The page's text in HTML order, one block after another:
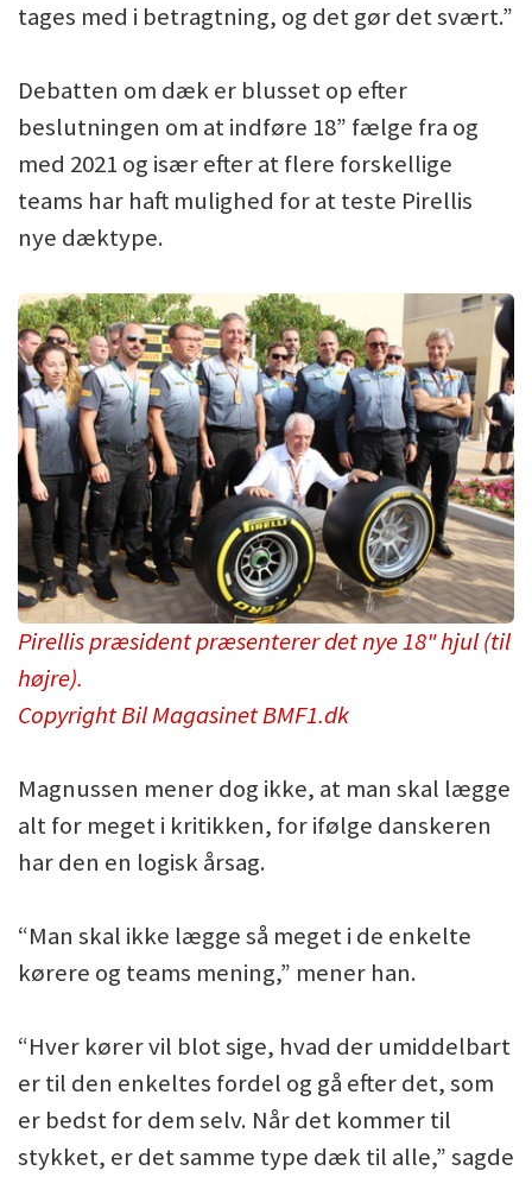
tages med i betragtning, og det gør det svært.”
Debatten om dæk er blusset op efter
beslutningen om at indføre 18” fælge fra og
med 2021 og især efter at flere forskellige
teams har haft mulighed for at teste Pirellis
nye dæktype.
Pirellis præsident præsenterer det nye 18" hjul (til
højre).
Copyright Bil Magasinet BMF1.dk
Magnussen mener dog ikke, at man skal lægge
alt for meget i kritikken, for ifølge danskeren
har den en logisk årsag.
“Man skal ikke lægge så meget i de enkelte
kørere og teams mening,” mener han.
“Hver kører vil blot sige, hvad der umiddelbart
er til den enkeltes fordel og gå efter det, som
er bedst for dem selv. Når det kommer til
stykket, er det samme type dæk til alle,” sagde